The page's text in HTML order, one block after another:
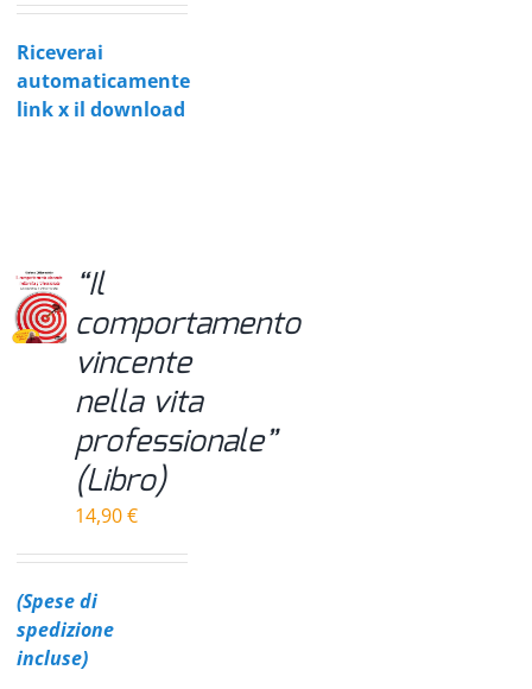
Riceverai
automaticamente
link x il download
“Il
comportamento
vincente
nella vita
professionale”
(Libro)
14,90€
(Spese di
spedizione
incluse)